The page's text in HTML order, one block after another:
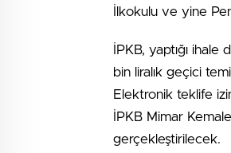
İlkokulu ve yine
İPKB, yaptığı
bin liralık geçici
Elektronik teklife
İPKB Mimar
gerçekleştirilecek.